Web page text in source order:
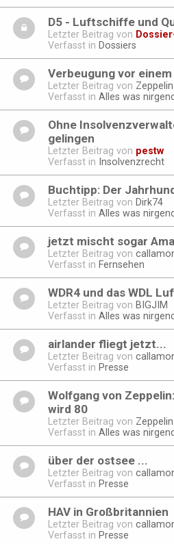
D5 - Luftschiffe und
Letzter Beitrag von
Verfasst in Dossiers
Verbeugung vor einem
Letzter Beitrag von Zeppelin
Verfasst in Alles was
Ohne
gelingen
Letzter Beitrag von pestw
Verfasst in Insolvenzrecht
Buchtipp: Der
Letzter Beitrag von Dirk74
Verfasst in Alles was
jetzt mischt sogar
Letzter Beitrag von
Verfasst in Fernsehen
WDR4 und das WDL
Letzter Beitrag von BIGJIM
Verfasst in Alles was
airlander fliegt jetzt...
Letzter Beitrag von
Verfasst in Presse
Wolfgang von
wird 80
Letzter Beitrag von Zeppelin
Verfasst in Alles was
über der ostsee ...
Letzter Beitrag von
Verfasst in Presse
HAV in Großbritannien
Letzter Beitrag von
Verfasst in Presse